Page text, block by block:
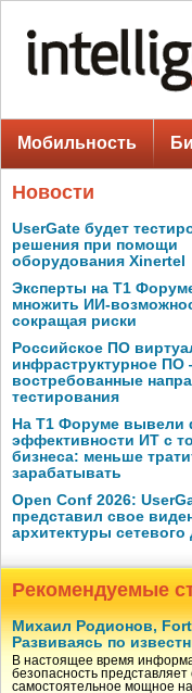
Мобильность
Новости
UserGate будет
решения при помощи
оборудования Xinertel
Эксперты на Т1
множить ИИ-
сокращая риски
Российское ПО
инфраструктурное
востребованные
тестирования
На Т1 Форуме вывели
эффективности ИТ с
бизнеса: меньше
зарабатывать
Open Conf 2026:
представил свое
архитектуры
Рекомендуемые
Михаил Родионов,
Развиваясь по
В настоящее время
безопасность представляет
самостоятельное мощное